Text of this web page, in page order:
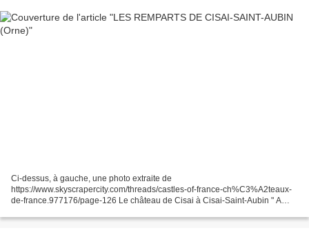
Ci-dessus, à gauche, une photo extraite de
https://www.skyscrapercity.com/threads/castles-of-france-ch%C3%A2teaux-
de-france.977176/page-126 Le château de Cisai à Cisai-Saint-Aubin " A